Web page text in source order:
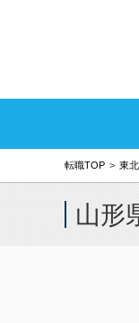
転職TOP 東
山形